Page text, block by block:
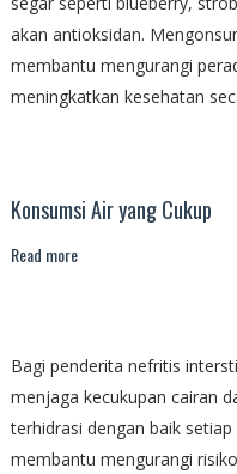
akan antioksidan.
membantu mengurangi
meningkatkan kesehatan
Konsumsi Air yang Cukup
Read more
Bagi penderita nefritis
menjaga kecukupan cairan
terhidrasi dengan baik
membantu mengurangi